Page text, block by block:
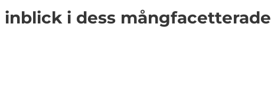
inblick i dess mångfacetterade